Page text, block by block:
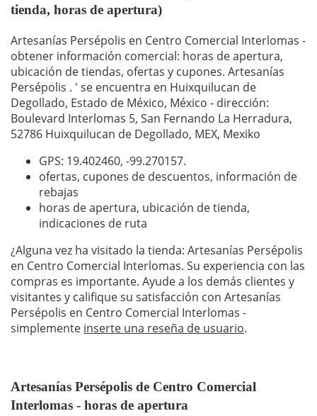
tienda, horas de apertura)
Artesanías Persépolis en Centro Comercial Interlomas -
obtener información comercial: horas de apertura,
ubicación de tiendas, ofertas y cupones. Artesanías
Persépolis . ' se encuentra en Huixquilucan de
Degollado, Estado de México, México - dirección:
Boulevard Interlomas 5, San Fernando La Herradura,
52786 Huixquilucan de Degollado, MEX, Mexiko
GPS: 19.402460, -99.270157.
ofertas, cupones de descuentos, información de
rebajas
horas de apertura, ubicación de tienda,
indicaciones de ruta
¿Alguna vez ha visitado la tienda: Artesanías Persépolis
en Centro Comercial Interlomas. Su experiencia con las
compras es importante. Ayude a los demás clientes y
visitantes y califique su satisfacción con Artesanías
Persépolis en Centro Comercial Interlomas -
simplemente inserte una reseña de usuario.
Artesanías Persépolis de Centro Comercial
Interlomas - horas de apertura